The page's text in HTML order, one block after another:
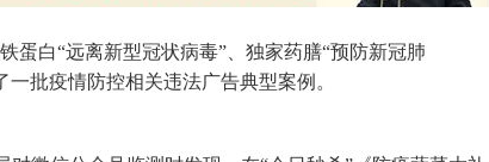
蛋白“远离新型冠状病毒”、独家药膳“预防新冠肺
批疫情防控相关违法广告典型案例。